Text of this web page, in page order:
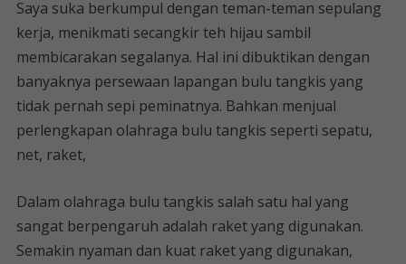
Saya suka berkumpul dengan teman-teman sepulang
kerja, menikmati secangkir teh hijau sambil
membicarakan segalanya. Hal ini dibuktikan dengan
banyaknya persewaan lapangan bulu tangkis yang
tidak pernah sepi peminatnya. Bahkan menjual
perlengkapan olahraga bulu tangkis seperti sepatu,
net, raket,
Dalam olahraga bulu tangkis salah satu hal yang
sangat berpengaruh adalah raket yang digunakan.
Semakin nyaman dan kuat raket yang digunakan,